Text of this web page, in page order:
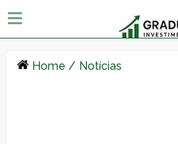
Home / Notícias